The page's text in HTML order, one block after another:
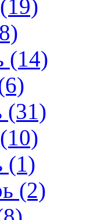
(19)
(14)
(31)
(10)
(1)
(2)